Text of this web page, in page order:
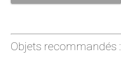
Objets recommandés :